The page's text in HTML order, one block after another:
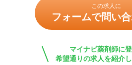
この求人に
フォームで問い
マイナビ薬剤師に
希望通りの求人を紹介